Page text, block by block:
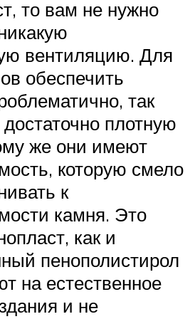
то вам не нужно
вентиляцию. Для
обеспечить
так
плотную
же они имеют
которую смело
к
камня. Это
как и
пенополистирол
на естественное
и не